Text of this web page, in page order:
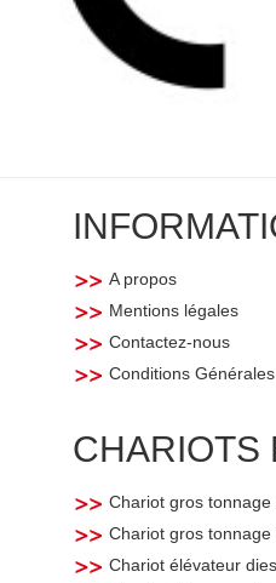
A propos
Mentions légales
Contactez-nous
Conditions
CHARIOTS
Chariot gros
Chariot gros
Chariot élévateur